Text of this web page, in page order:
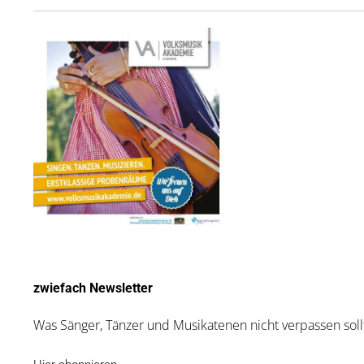
zwiefach Newsletter
Was Sänger, Tänzer und Musikatenen nicht verpassen